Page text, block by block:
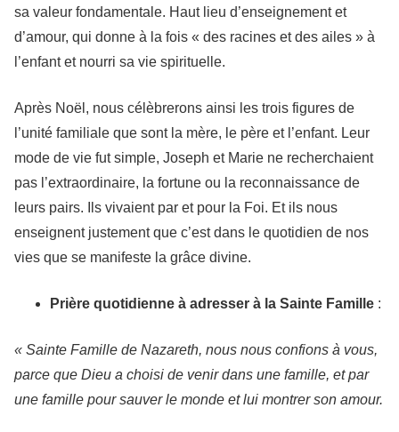
sa valeur fondamentale. Haut lieu d’enseignement et
d’amour, qui donne à la fois « des racines et des ailes » à
l’enfant et nourri sa vie spirituelle.
Après Noël, nous célèbrerons ainsi les trois figures de
l’unité familiale que sont la mère, le père et l’enfant. Leur
mode de vie fut simple, Joseph et Marie ne recherchaient
pas l’extraordinaire, la fortune ou la reconnaissance de
leurs pairs. Ils vivaient par et pour la Foi. Et ils nous
enseignent justement que c’est dans le quotidien de nos
vies que se manifeste la grâce divine.
Prière quotidienne à adresser à la Sainte Famille :
« Sainte Famille de Nazareth, nous nous confions à vous,
parce que Dieu a choisi de venir dans une famille, et par
une famille pour sauver le monde et lui montrer son amour.